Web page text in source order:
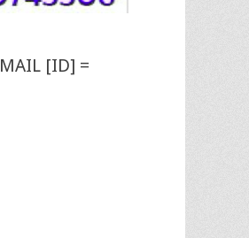
[ID] =